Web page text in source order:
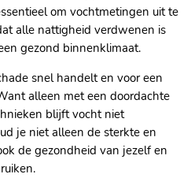
om vochtmetingen uit te
alle nattigheid verdwenen is
gezond binnenklimaat.​
snel handelt en voor een
alleen met een doordachte
blijft vocht niet
je niet alleen de sterkte en
de gezondheid van jezelf en